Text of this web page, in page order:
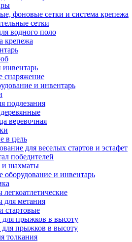
фоновые сетки и система крепежа
сетки
водного поло
крепежа
снаряжение
и инвентарь
подлезания
веревочная
в цель
для веселых стартов и эстафет
победителей
шахматы
оборудование и инвентарь
легкоатлетические
для метания
стартовые
прыжков в высоту
прыжков в высоту
толкания